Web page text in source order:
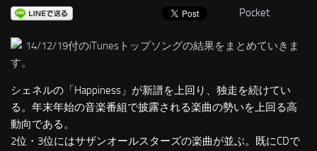
Pocket
14/12/19付のiTunesトップソングの結果をまとめていきま
す。
シェネルの「Happiness」が新譜を上回り、独走を続けてい
る。年末年始の音楽番組で披露される楽曲の勢いを上回る高
動向である。
2位・3位にはサザンオールスターズの楽曲が並ぶ。既にCDで